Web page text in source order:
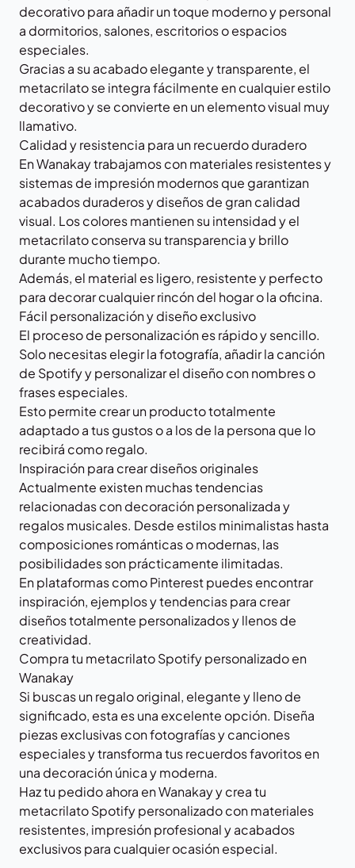
decorativo para añadir un toque moderno y personal
a dormitorios, salones, escritorios o espacios
especiales.
Gracias a su acabado elegante y transparente, el
metacrilato se integra fácilmente en cualquier estilo
decorativo y se convierte en un elemento visual muy
llamativo.
Calidad y resistencia para un recuerdo duradero
En Wanakay trabajamos con materiales resistentes y
sistemas de impresión modernos que garantizan
acabados duraderos y diseños de gran calidad
visual. Los colores mantienen su intensidad y el
metacrilato conserva su transparencia y brillo
durante mucho tiempo.
Además, el material es ligero, resistente y perfecto
para decorar cualquier rincón del hogar o la oficina.
Fácil personalización y diseño exclusivo
El proceso de personalización es rápido y sencillo.
Solo necesitas elegir la fotografía, añadir la canción
de Spotify y personalizar el diseño con nombres o
frases especiales.
Esto permite crear un producto totalmente
adaptado a tus gustos o a los de la persona que lo
recibirá como regalo.
Inspiración para crear diseños originales
Actualmente existen muchas tendencias
relacionadas con decoración personalizada y
regalos musicales. Desde estilos minimalistas hasta
composiciones románticas o modernas, las
posibilidades son prácticamente ilimitadas.
En plataformas comoPinterestpuedes encontrar
inspiración, ejemplos y tendencias para crear
diseños totalmente personalizados y llenos de
creatividad.
Compra tu metacrilato Spotify personalizado en
Wanakay
Si buscas un regalo original, elegante y lleno de
significado, esta es una excelente opción. Diseña
piezas exclusivas con fotografías y canciones
especiales y transforma tus recuerdos favoritos en
una decoración única y moderna.
Haz tu pedido ahora enWanakayy crea tu
metacrilato Spotify personalizado con materiales
resistentes, impresión profesional y acabados
exclusivos para cualquier ocasión especial.